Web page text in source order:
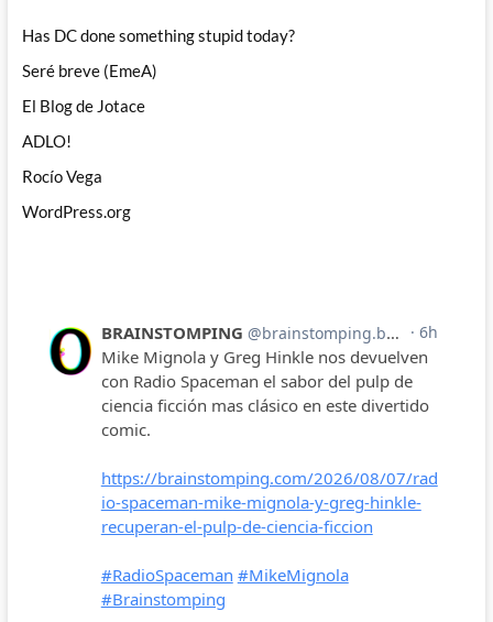
Has DC done something stupid today?
Seré breve (EmeA)
El Blog de Jotace
ADLO!
Rocío Vega
WordPress.org